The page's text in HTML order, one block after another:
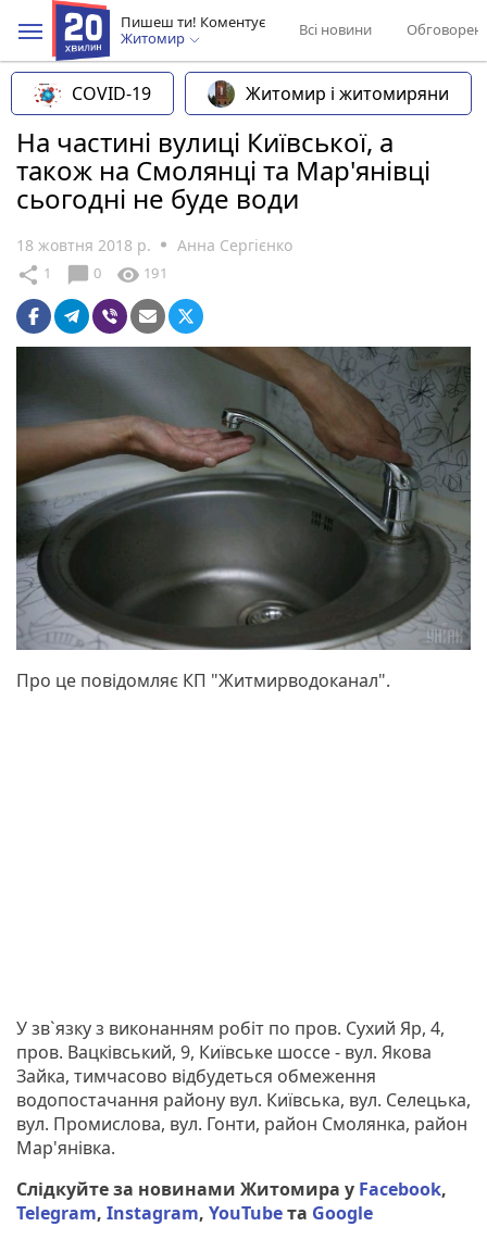
Пишеш ти! Коментує
Житомир
Всі новини
COVID-19 Житомир і житомиряни
На частині вулиці Київської, а
також на Смолянці та Мар'янівці
сьогодні не буде води
18 жовтня 2018 р. Анна Сергієнко
share 1 chat_bubble 0 visibility 191
Про це повідомляє КП "Житмирводоканал".
У зв`язку з виконанням робіт по пров. Сухий Яр, 4,
пров. Вацківський, 9, Київське шоссе - вул. Якова
Зайка, тимчасово відбудеться обмеження
водопостачання району вул. Київська, вул. Селецька,
вул. Промислова, вул. Гонти, район Смолянка, район
Мар'янівка.
Слідкуйте за новинами Житомира у Facebook,
Telegram, Instagram, YouTubeта Google